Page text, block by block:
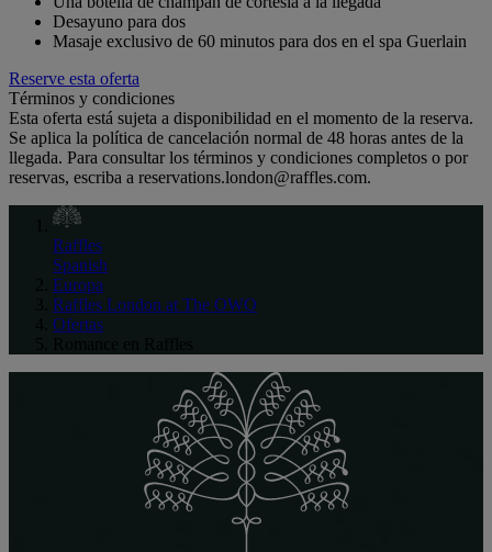
Desayuno para dos
Masaje exclusivo de 60 minutos para dos en el spa Guerlain
Reserve esta oferta
Términos y condiciones
Esta oferta está sujeta a disponibilidad en el momento de la reserva.
Se aplica la política de cancelación normal de 48 horas antes de la
llegada. Para consultar los términos y condiciones completos o por
reservas, escriba a reservations.london@raffles.com.
Raffles
Spanish
Europa
Raffles London at The OWO
Ofertas